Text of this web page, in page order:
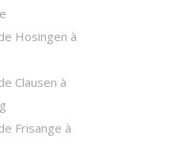
Hosingen à
Clausen à
Frisange à